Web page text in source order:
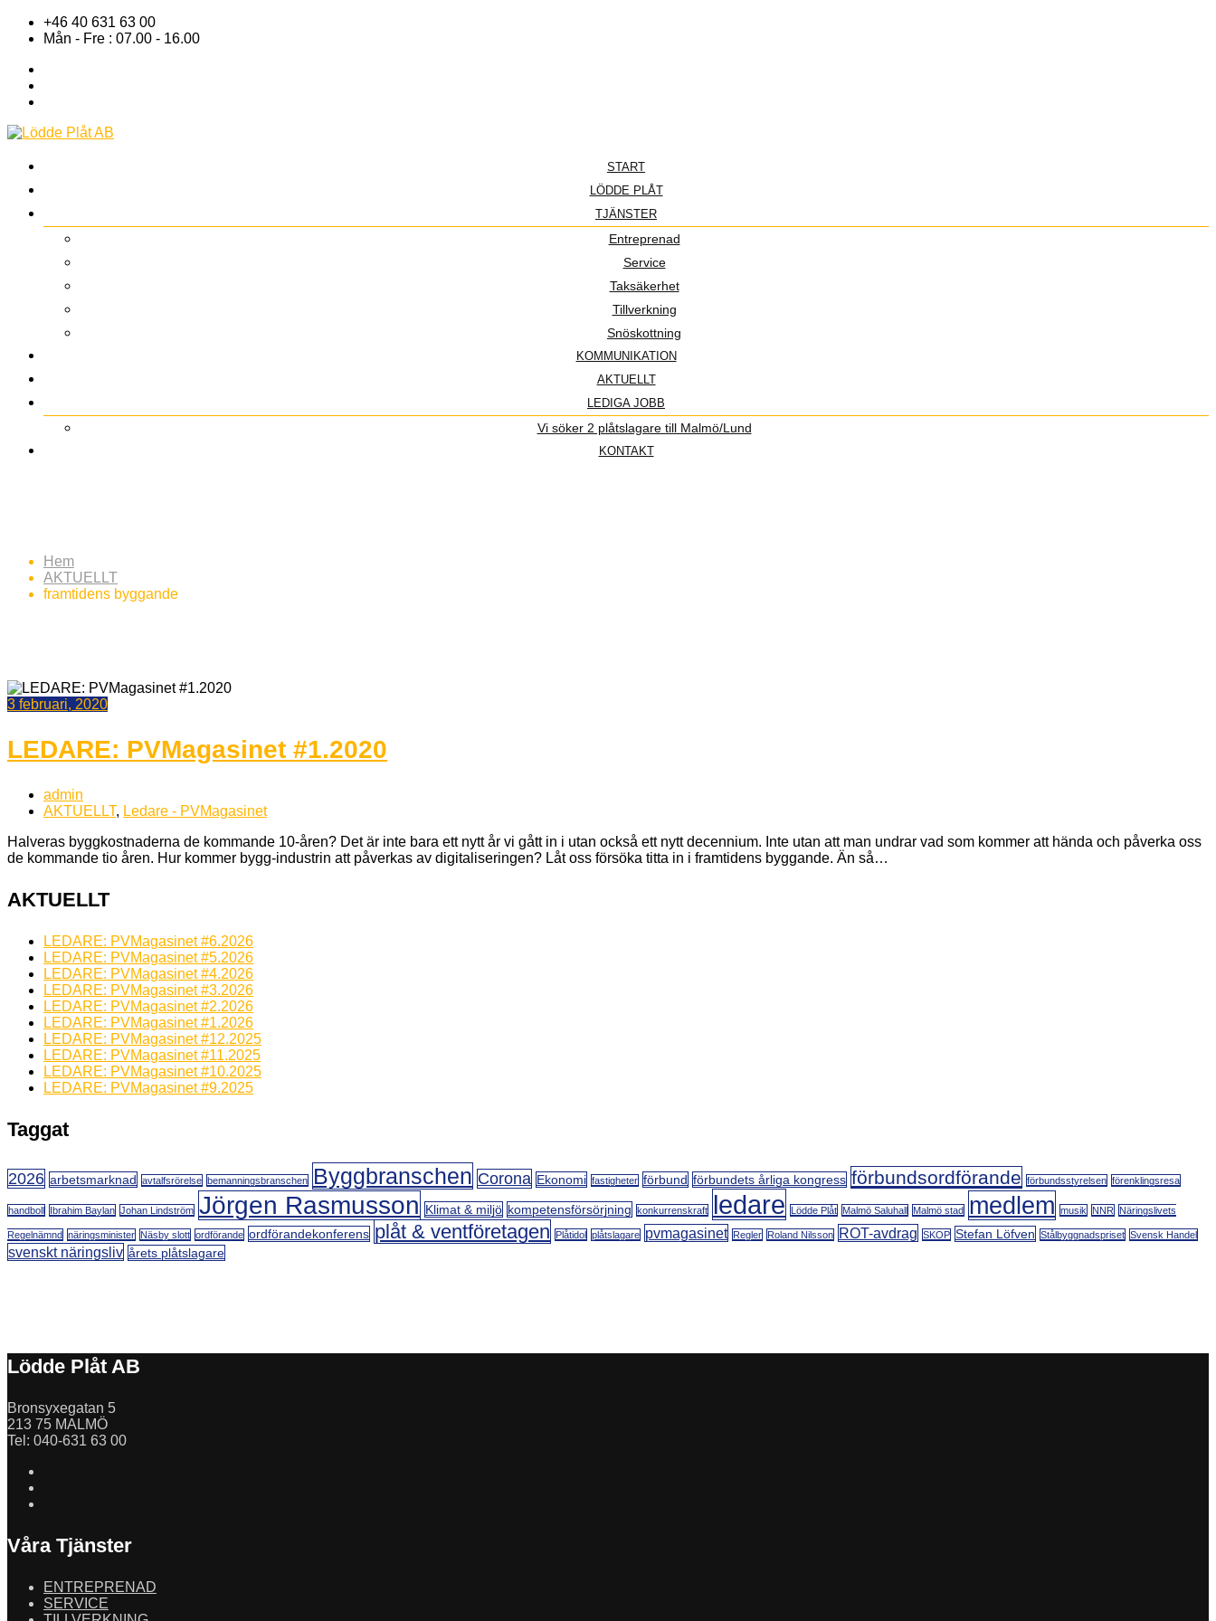
+46 40 631 63 00
Mån - Fre : 07.00 - 16.00
START
LÖDDE PLÅT
TJÄNSTER
Entreprenad
Service
Taksäkerhet
Tillverkning
Snöskottning
KOMMUNIKATION
AKTUELLT
LEDIGA JOBB
Vi söker 2 plåtslagare till Malmö/Lund
KONTAKT
Hem
AKTUELLT
framtidens byggande
3 februari, 2020
LEDARE: PVMagasinet #1.2020
admin
AKTUELLT, Ledare - PVMagasinet
Halveras byggkostnaderna de kommande 10-åren? Det är inte bara ett nytt år vi gått in i utan också ett nytt decennium. Inte utan att man undrar vad som kommer att hända och påverka oss
de kommande tio åren. Hur kommer bygg-industrin att påverkas av digitaliseringen? Låt oss försöka titta in i framtidens byggande. Än så…
AKTUELLT
LEDARE: PVMagasinet #6.2026
LEDARE: PVMagasinet #5.2026
LEDARE: PVMagasinet #4.2026
LEDARE: PVMagasinet #3.2026
LEDARE: PVMagasinet #2.2026
LEDARE: PVMagasinet #1.2026
LEDARE: PVMagasinet #12.2025
LEDARE: PVMagasinet #11.2025
LEDARE: PVMagasinet #10.2025
LEDARE: PVMagasinet #9.2025
Taggat
2026 arbetsmarknad avtalfsrörelse bemanningsbranschen Byggbranschen Corona Ekonomi fastigheter förbund förbundets årliga kongress förbundsordförande förbundsstyrelsen förenklingsresa
handboll Ibrahim Baylan Johan Lindström Jörgen Rasmusson Klimat & miljö kompetensförsörjning konkurrenskraft ledare Lödde Plåt Malmö Saluhall Malmö stad medlem musik NNR Näringslivets
Regelnämnd näringsminister Näsby slott ordförande ordförandekonferens plåt & ventföretagen Plåtidol plåtslagare pvmagasinet Regler Roland Nilsson ROT-avdrag SKOP Stefan Löfven Stålbyggnadspriset Svensk Handel
svenskt näringsliv årets plåtslagare
Lödde Plåt AB
Bronsyxegatan 5
213 75 MALMÖ
Tel: 040-631 63 00
Våra Tjänster
ENTREPRENAD
SERVICE